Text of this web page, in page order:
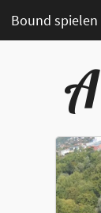
Bound spielen